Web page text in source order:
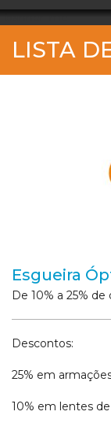
_banner_me_
LISTA
Esgueira
De 10% a 25%
Descontos:
25% em
10% em lentes